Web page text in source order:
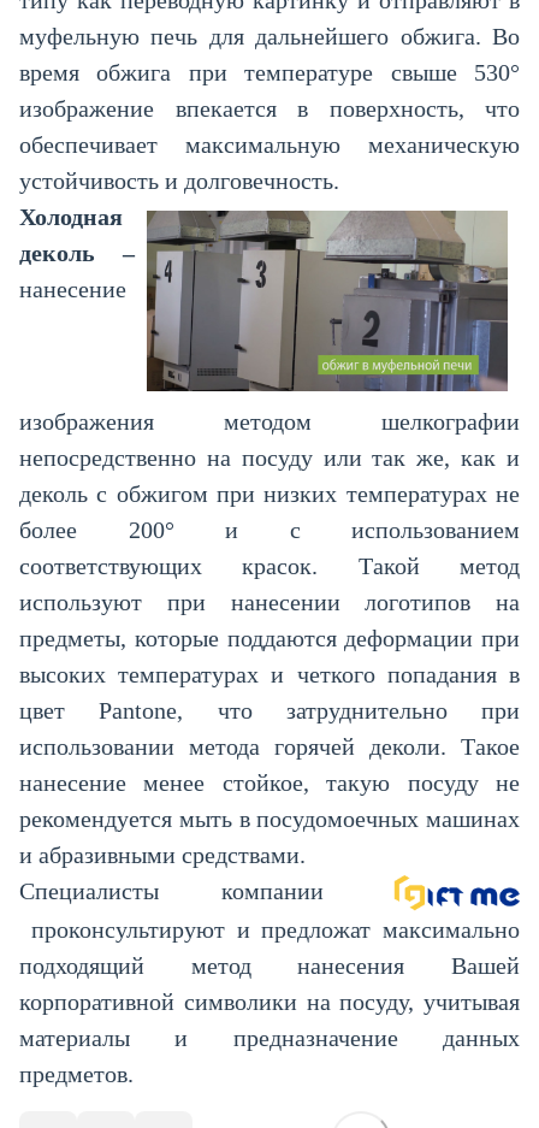
муфельную печь для дальнейшего обжига. Во
время обжига при температуре свыше 530°
изображение впекается в поверхность, что
обеспечивает максимальную механическую
устойчивость и долговечность.
Холодная
деколь –
нанесение
изображения методом шелкографии
непосредственно на посуду или так же, как и
деколь с обжигом при низких температурах не
более 200° и с использованием
соответствующих красок. Такой метод
используют при нанесении логотипов на
предметы, которые поддаются деформации при
высоких температурах и четкого попадания в
цветPantone, что затруднительно при
использовании метода горячей деколи. Такое
нанесение менее стойкое, такую посуду не
рекомендуется мыть в посудомоечных машинах
и абразивными средствами.
Специалисты компании
проконсультируют и предложат максимально
подходящий метод нанесения Вашей
корпоративной символики на посуду, учитывая
материалы и предназначение данных
предметов.